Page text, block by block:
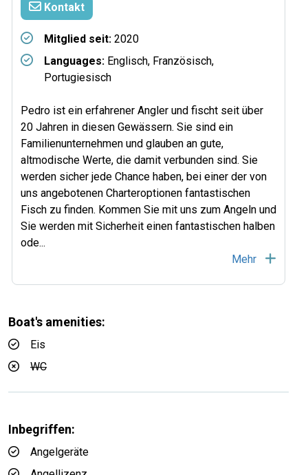
Kontakt
Mitglied seit: 2020
Languages: Englisch, Französisch,
Portugiesisch
Pedro ist ein erfahrener Angler und fischt seit über
20 Jahren in diesen Gewässern. Sie sind ein
Familienunternehmen und glauben an gute,
altmodische Werte, die damit verbunden sind. Sie
werden sicher jede Chance haben, bei einer der von
uns angebotenen Charteroptionen fantastischen
Fisch zu finden. Kommen Sie mit uns zum Angeln und
Sie werden mit Sicherheit einen fantastischen halben
ode...
Mehr
Boat's amenities:
Eis
WC
Inbegriffen:
Angelgeräte